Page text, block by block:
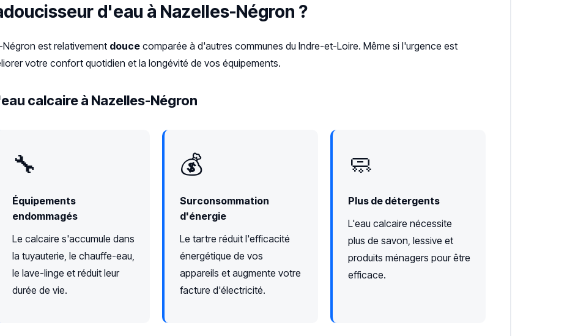
d'eau à Nazelles-Négron ?
Négron est relativement douce comparée à d'autres communes du Indre-et-Loire. Même si l'urgence est
votre confort quotidien et la longévité de vos équipements.
calcaire à Nazelles-Négron
🔧
Équipements
endommagés
Le calcaire s'accumule dans
la tuyauterie, le chauffe-eau,
le lave-linge et réduit leur
durée de vie.
💰
Surconsommation
d'énergie
Le tartre réduit l'efficacité
énergétique de vos
appareils et augmente votre
facture d'électricité.
🧼
Plus de détergents
L'eau calcaire nécessite
plus de savon, lessive et
produits ménagers pour être
efficace.